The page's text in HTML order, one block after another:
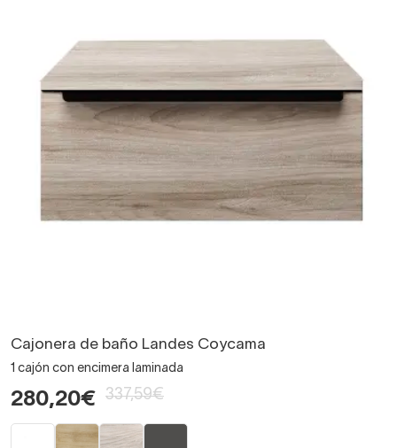
Cajonera de baño Landes Coycama
1 cajón con encimera laminada
280,20€ 337,59€